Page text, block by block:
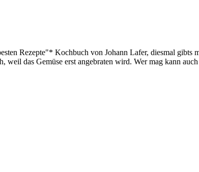
Rezepte"* Kochbuch von Johann Lafer, diesmal
weil das Gemüse erst angebraten wird. Wer mag kann